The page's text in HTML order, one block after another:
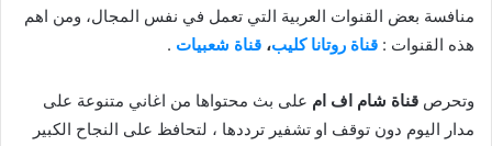
منافسة بعض القنوات العربية التي تعمل في نفس المجال، ومن اهم
هذه القنوات : قناة روتانا كليب، قناة شعبيات .
وتحرص قناة شام اف ام على بث محتواها من اغاني متنوعة على
مدار اليوم دون توقف او تشفير ترددها ، لتحافظ على النجاح الكبير